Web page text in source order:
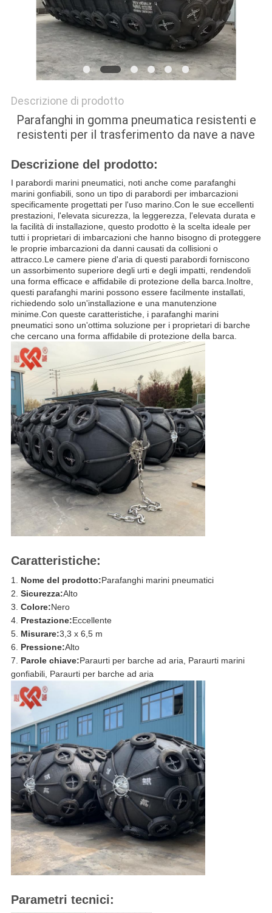
Descrizione di prodotto
Parafanghi in gomma pneumatica resistenti e
resistenti per il trasferimento da nave a nave
Descrizione del prodotto:
I parabordi marini pneumatici, noti anche come parafanghi
marini gonfiabili, sono un tipo di parabordi per imbarcazioni
specificamente progettati per l'uso marino.Con le sue eccellenti
prestazioni, l'elevata sicurezza, la leggerezza, l'elevata durata e
la facilità di installazione, questo prodotto è la scelta ideale per
tutti i proprietari di imbarcazioni che hanno bisogno di proteggere
le proprie imbarcazioni da danni causati da collisioni o
attracco.Le camere piene d'aria di questi parabordi forniscono
un assorbimento superiore degli urti e degli impatti, rendendoli
una forma efficace e affidabile di protezione della barca.Inoltre,
questi parafanghi marini possono essere facilmente installati,
richiedendo solo un'installazione e una manutenzione
minime.Con queste caratteristiche, i parafanghi marini
pneumatici sono un'ottima soluzione per i proprietari di barche
che cercano una forma affidabile di protezione della barca.
Caratteristiche:
Nome del prodotto:Parafanghi marini pneumatici
Sicurezza:Alto
Colore:Nero
Prestazione:Eccellente
Misurare:3,3 x 6,5 m
Pressione:Alto
Parole chiave:Paraurti per barche ad aria, Paraurti marini
gonfiabili, Paraurti per barche ad aria
Parametri tecnici: